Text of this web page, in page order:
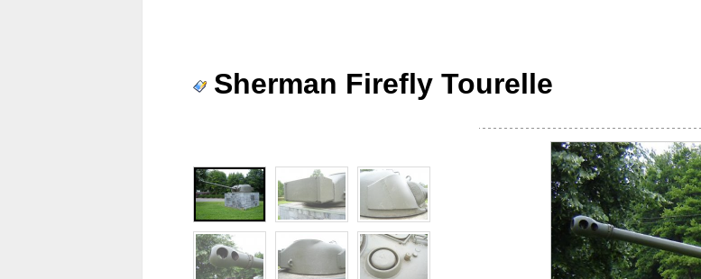
Sherman Firefly Tourelle